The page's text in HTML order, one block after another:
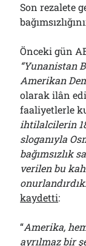
Son rezalete
Önceki gün
“Yunanistan
Amerikan
olarak ilân
faaliyetlerle
ihtilalcilerin
sloganıyla
bağımsızlık
verilen bu
kaydetti:
“Amerika,
ayrılmaz bir